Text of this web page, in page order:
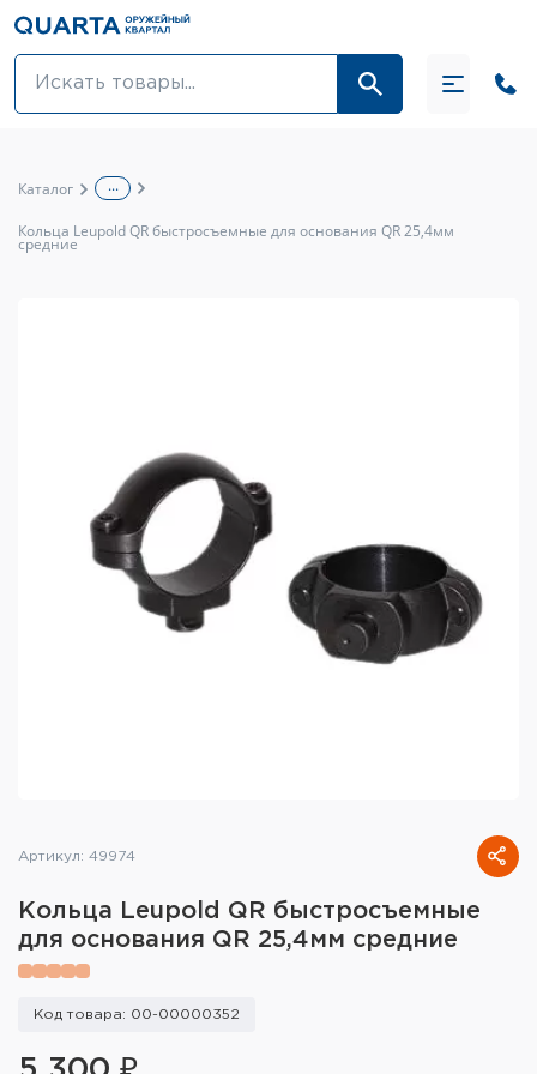
Оптовикам
Обувь
Тактическое снаряжение
Высокоточная стрельба
Кобуры и системы ношения
снаряжения
Сумки и рюкзаки
Каталог ...
Кольца Leupold QR быстросъемные для основания QR 25,4мм
средние
Артикул: 49974
Кольца Leupold QR быстросъемные
для основания QR 25,4мм средние
Код товара: 00-00000352